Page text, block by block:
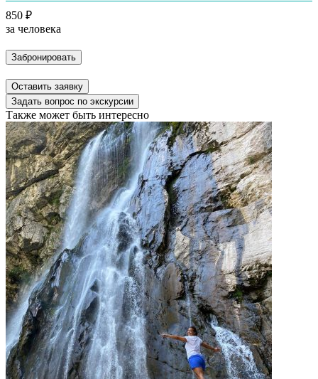
850 ₽
за человека
Забронировать
Оставить заявку
Задать вопрос по экскурсии
Также может быть интересно